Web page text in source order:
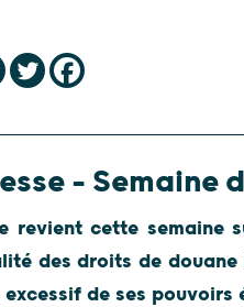
– Semaine
revient cette semaine
des droits de
de ses pouvoirs